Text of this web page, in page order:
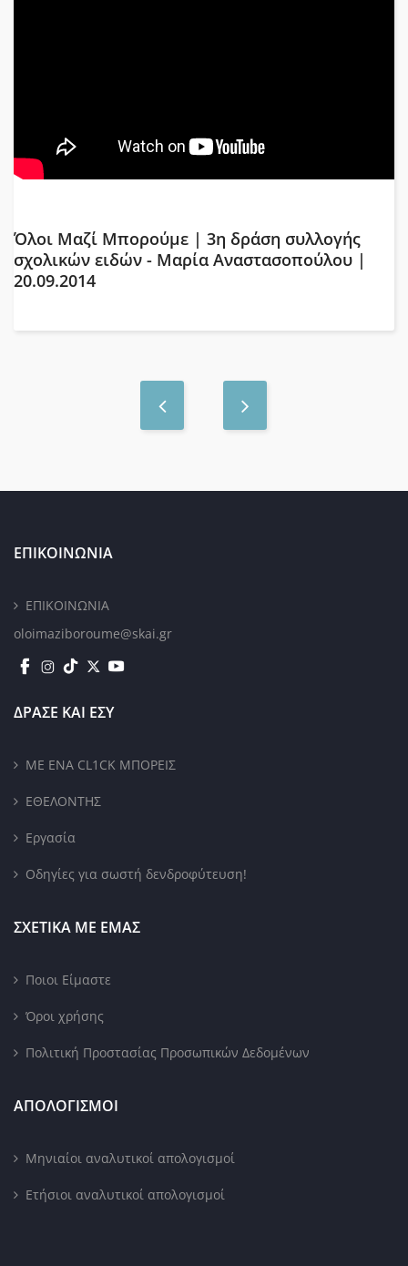
Όλοι Μαζί Μπορούμε | 3η δράση συλλογής
σχολικών ειδών - Μαρία Αναστασοπούλου |
20.09.2014
ΕΠΙΚΟΙΝΩΝΙΑ
ΕΠΙΚΟΙΝΩΝΙΑ
oloimaziboroume@skai.gr
ΔΡΑΣΕ ΚΑΙ ΕΣΥ
ΜΕ ΕΝΑ CL1CK ΜΠΟΡΕΙΣ
ΕΘΕΛΟΝΤΗΣ
Εργασία
Οδηγίες για σωστή δενδροφύτευση!
ΣΧΕΤΙΚΑ ΜΕ ΕΜΑΣ
Ποιοι Είμαστε
Όροι χρήσης
Πολιτική Προστασίας Προσωπικών Δεδομένων
ΑΠΟΛΟΓΙΣΜΟΙ
Μηνιαίοι αναλυτικοί απολογισμοί
Ετήσιοι αναλυτικοί απολογισμοί